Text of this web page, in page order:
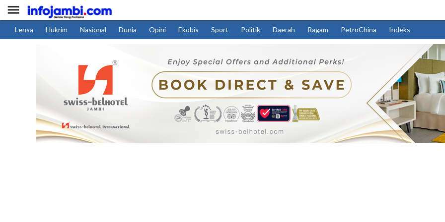

Lensa Hukrim Nasional Dunia Opini Ekobis Sport Politik Daerah Ragam PetroChina Indeks